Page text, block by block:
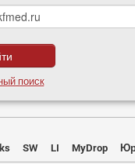
поиск
SW LI MyDrop